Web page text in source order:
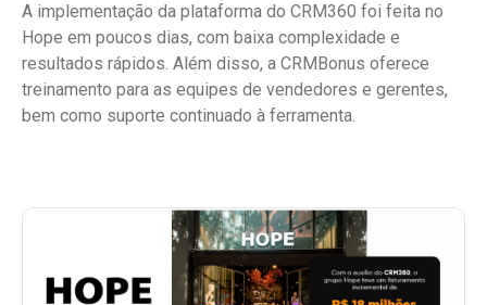
A implementação da plataforma do CRM360 foi feita no
Hope em poucos dias, com baixa complexidade e
resultados rápidos. Além disso, a CRMBonus oferece
treinamento para as equipes de vendedores e gerentes,
bem como suporte continuado à ferramenta.